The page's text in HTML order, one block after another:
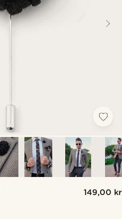
149,00 kr